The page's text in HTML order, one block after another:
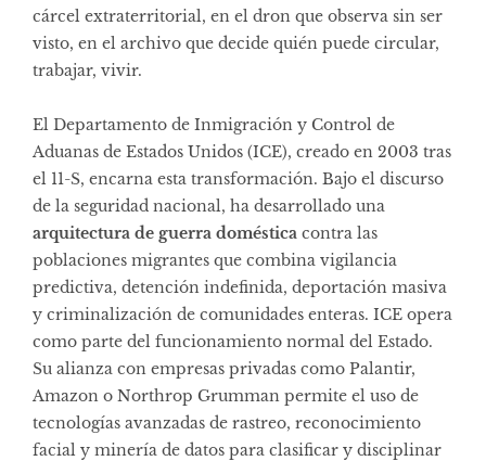
cárcel extraterritorial, en el dron que observa sin ser
visto, en el archivo que decide quién puede circular,
trabajar, vivir.
El Departamento de Inmigración y Control de
Aduanas de Estados Unidos (ICE), creado en 2003 tras
el 11-S, encarna esta transformación. Bajo el discurso
de la seguridad nacional, ha desarrollado una
arquitectura de guerra doméstica contra las
poblaciones migrantes que combina vigilancia
predictiva, detención indefinida, deportación masiva
y criminalización de comunidades enteras. ICE opera
como parte del funcionamiento normal del Estado.
Su alianza con empresas privadas como Palantir,
Amazon o Northrop Grumman permite el uso de
tecnologías avanzadas de rastreo, reconocimiento
facial y minería de datos para clasificar y disciplinar